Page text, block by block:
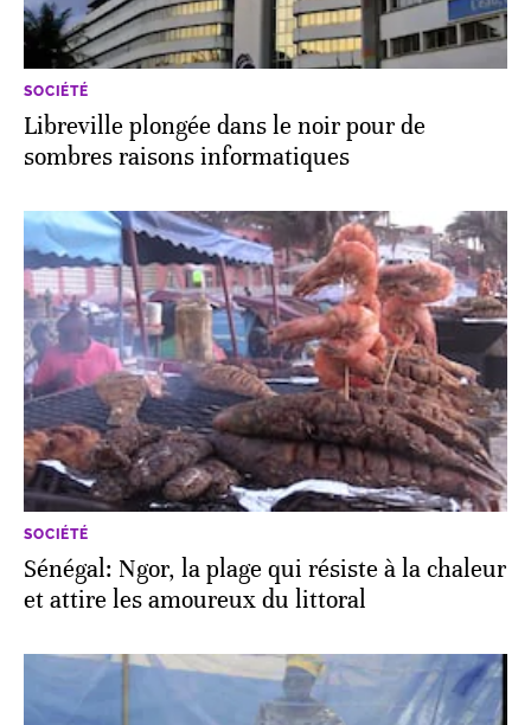
SOCIÉTÉ
Libreville plongée dans le noir pour de
sombres raisons informatiques
SOCIÉTÉ
Sénégal: Ngor, la plage qui résiste à la chaleur
et attire les amoureux du littoral